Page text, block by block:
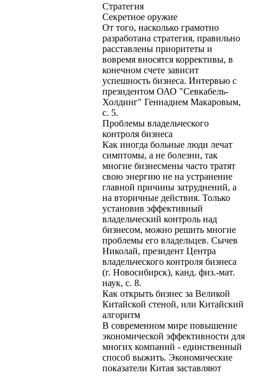
Стратегия
Секретное оружие
От того, насколько грамотно
разработана стратегия, правильно
расставлены приоритеты и
вовремя вносятся коррективы, в
конечном счете зависит
успешность бизнеса. Интервью с
президентом ОАО "Севкабель-
Холдинг" Геннадием Макаровым,
с. 5.
Проблемы владельческого
контроля бизнеса
Как иногда больные люди лечат
симптомы, а не болезни, так
многие бизнесмены часто тратят
свою энергию не на устранение
главной причины затруднений, а
на вторичные действия. Только
установив эффективный
владельческий контроль над
бизнесом, можно решить многие
проблемы его владельцев. Сычев
Николай, президент Центра
владельческого контроля бизнеса
(г. Новосибирск), канд. физ.-мат.
наук, с. 8.
Как открыть бизнес за Великой
Китайской стеной, или Китайский
алгоритм
В современном мире повышение
экономической эффективности для
многих компаний - единственный
способ выжить. Экономические
показатели Китая заставляют